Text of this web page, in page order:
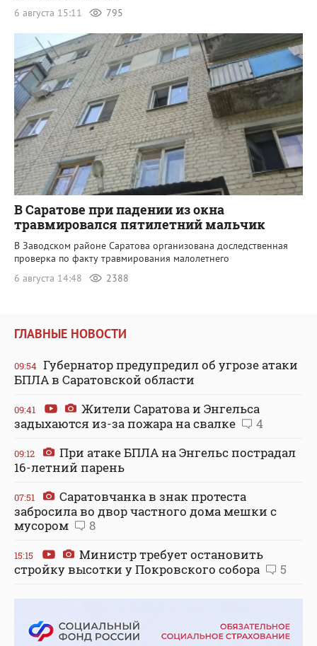
6 августа 15:11
795
В Саратове при падении из окна
травмировался пятилетний мальчик
В Заводском районе Саратова организована доследственная
проверка по факту травмирования малолетнего
6 августа 14:48
2388
ГЛАВНЫЕ НОВОСТИ
09:54 Губернатор предупредил об угрозе атаки
БПЛА в Саратовской области
09:41
Жители Саратова и Энгельса
задыхаются из-за пожара на свалке
4
09:12
При атаке БПЛА на Энгельс пострадал
16-летний парень
07:51
Саратовчанка в знак протеста
забросила во двор частного дома мешки с
мусором
8
15:15
Министр требует остановить
стройку высотки у Покровского собора
5